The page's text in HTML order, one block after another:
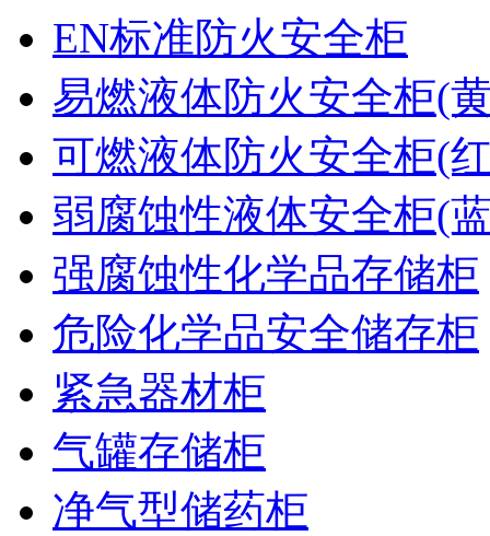
EN标准防火安全柜
易燃液体防火安全柜(
可燃液体防火安全柜(
弱腐蚀性液体安全柜(
强腐蚀性化学品存储柜
危险化学品安全储存柜
紧急器材柜
气罐存储柜
净气型储药柜